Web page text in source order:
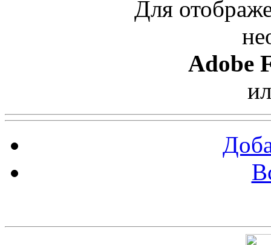
Для
Adobe